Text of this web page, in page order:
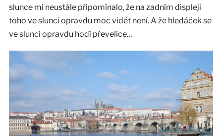
slunce mi neustále připomínalo, že na zadním displeji
toho ve slunci opravdu moc vidět není. A že hledáček se
ve slunci opravdu hodí převelice…